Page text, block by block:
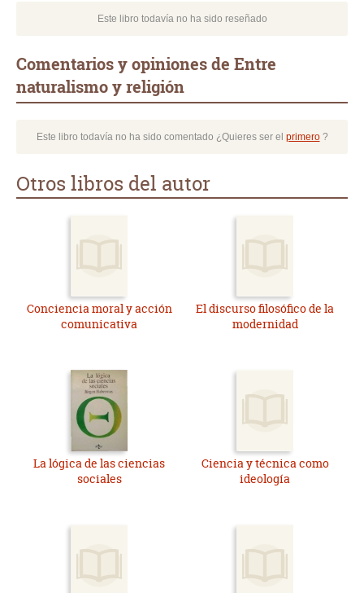
Este libro todavía no ha sido reseñado
Comentarios y opiniones de Entre
naturalismo y religión
Este libro todavía no ha sido comentado ¿Quieres ser el primero?
Otros libros del autor
Conciencia moral y acción
comunicativa
El discurso filosófico de la
modernidad
La lógica de las ciencias
sociales
Ciencia y técnica como
ideología